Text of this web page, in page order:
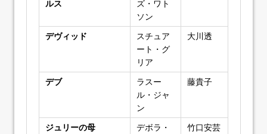
ルス
ズ・ワト
ソン
デヴィッド
スチュア
ート・グ
リア
大川透
デブ
ラスー
ル・ジャ
ン
藤貴子
ジュリーの母
デボラ・
竹口安芸